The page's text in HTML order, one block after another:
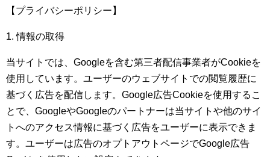
【プライバシーポリシー】
1. 情報の取得
当サイトでは、Googleを含む第三者配信事業者がCookieを
使用しています。ユーザーのウェブサイトでの閲覧履歴に
基づく広告を配信します。Google広告Cookieを使用するこ
とで、GoogleやGoogleのパートナーは当サイトや他のサイ
トへのアクセス情報に基づく広告をユーザーに表示できま
す。ユーザーは広告のオプトアウトページでGoogle広告